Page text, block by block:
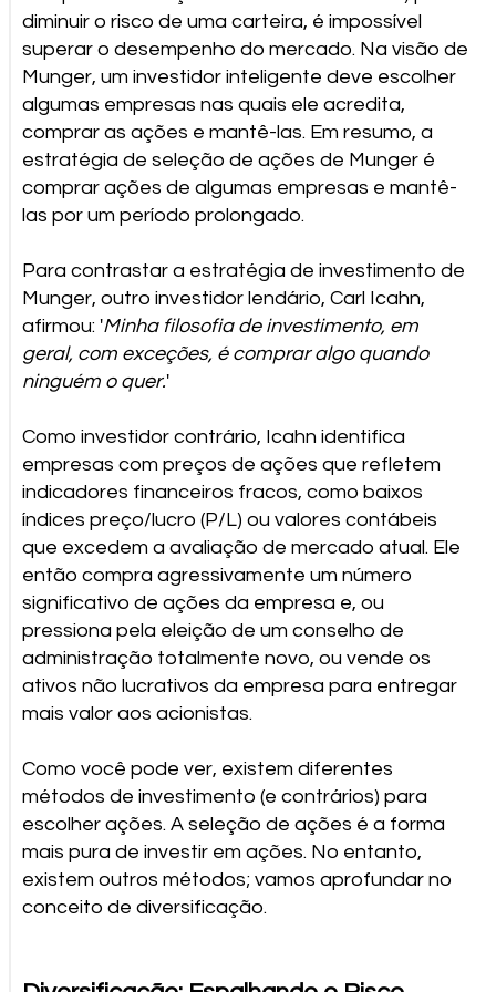
diminuir o risco de uma carteira, é impossível
superar o desempenho do mercado. Na visão de
Munger, um investidor inteligente deve escolher
algumas empresas nas quais ele acredita,
comprar as ações e mantê-las. Em resumo, a
estratégia de seleção de ações de Munger é
comprar ações de algumas empresas e mantê-
las por um período prolongado.
Para contrastar a estratégia de investimento de
Munger, outro investidor lendário, Carl Icahn,
afirmou: 'Minha filosofia de investimento, em
geral, com exceções, é comprar algo quando
ninguém o quer.'
Como investidor contrário, Icahn identifica
empresas com preços de ações que refletem
indicadores financeiros fracos, como baixos
índices preço/lucro (P/L) ou valores contábeis
que excedem a avaliação de mercado atual. Ele
então compra agressivamente um número
significativo de ações da empresa e, ou
pressiona pela eleição de um conselho de
administração totalmente novo, ou vende os
ativos não lucrativos da empresa para entregar
mais valor aos acionistas.
Como você pode ver, existem diferentes
métodos de investimento (e contrários) para
escolher ações. A seleção de ações é a forma
mais pura de investir em ações. No entanto,
existem outros métodos; vamos aprofundar no
conceito de diversificação.